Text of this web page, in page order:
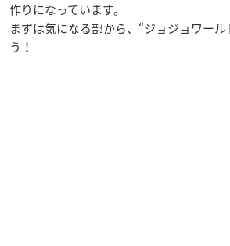
作りになっています。
まずは気になる部から、“ジョジョワー
う！